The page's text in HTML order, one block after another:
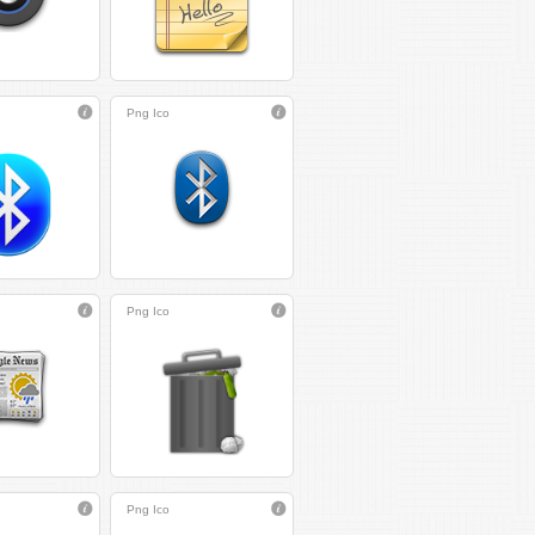
Png Ico
Png Ico
Png Ico